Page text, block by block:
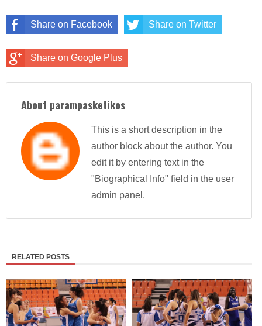
Share on Facebook Share on Twitter
Share on Google Plus
About parampasketikos
This is a short description in the
author block about the author. You
edit it by entering text in the
"Biographical Info" field in the user
admin panel.
RELATED POSTS